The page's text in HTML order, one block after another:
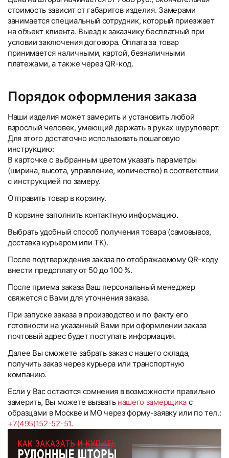
стоимость зависит от габаритов изделия. Замерами
занимается специальный сотрудник, который приезжает
на объект клиента. Выезд к заказчику бесплатный при
условии заключения договора. Оплата за товар
принимается наличными, картой, безналичными
платежами, а также через QR-код.
Порядок оформления заказа
Наши изделия может замерить и установить любой
взрослый человек, умеющий держать в руках шуруповерт.
Для этого достаточно использовать пошаговую
инструкцию:
В карточке с выбранным цветом указать параметры
(ширина, высота, управление, количество) в соответствии
с инструкцией по замеру.
Отправить товар в корзину.
В корзине заполнить контактную информацию.
Выбрать удобный способ получения товара (самовывоз,
доставка курьером или ТК).
После подтверждения заказа по отображаемому QR-коду
внести предоплату от 50 до 100 %.
После приема заказа Ваш персональный менеджер
свяжется с Вами для уточнения заказа.
При запуске заказа в производство и по факту его
готовности на указанный Вами при оформлении заказа
почтовый адрес будет поступать информация.
Далее Вы сможете забрать заказ с нашего склада,
получить заказ через курьера или транспортную
компанию.
Если у Вас остаются сомнения в возможности правильно
замерить, Вы можете вызвать нашего замерщикас
образцами в Москве и МО через форму-заявку или по тел.:
+7(495)152-52-51.